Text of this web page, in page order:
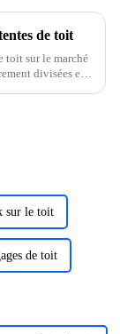
de toit
toit sur le marché
divisées en
sur le toit
de toit